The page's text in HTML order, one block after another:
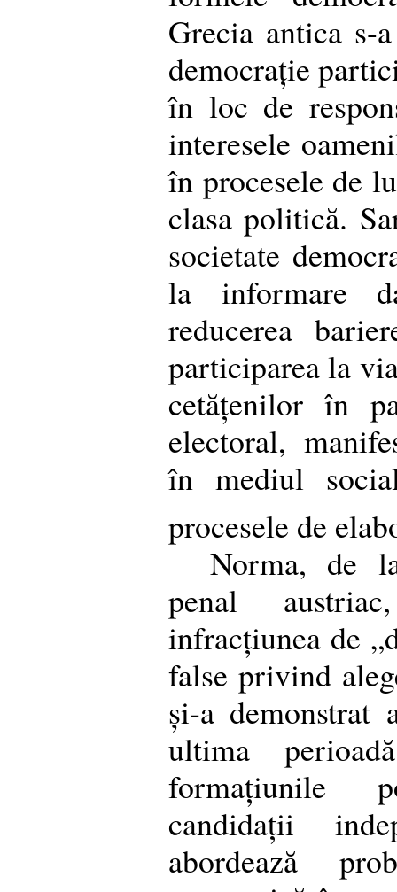
Grecia antica s-
democrație
în loc de
interesele
în procesele de
clasa politică.
societate
la informare
reducerea
participarea la
cetățenilor în
electoral,
în mediul
procesele de
Norma, de
penal
infracțiunea de
false privind
și-a demonstrat
ultima
formațiunile
candidații
abordează